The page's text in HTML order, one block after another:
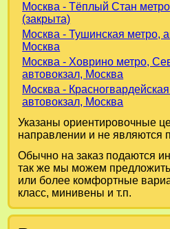
Москва - Тёплый Стан
(закрыта)
Москва - Тушинская метро,
Москва
Москва - Ховрино метро,
автовокзал, Москва
Москва -
автовокзал, Москва
Указаны ориентировочные
направлении и не являются
Обычно на заказ подаются
так же мы можем
или более комфортные
класс, минивены и т.п.